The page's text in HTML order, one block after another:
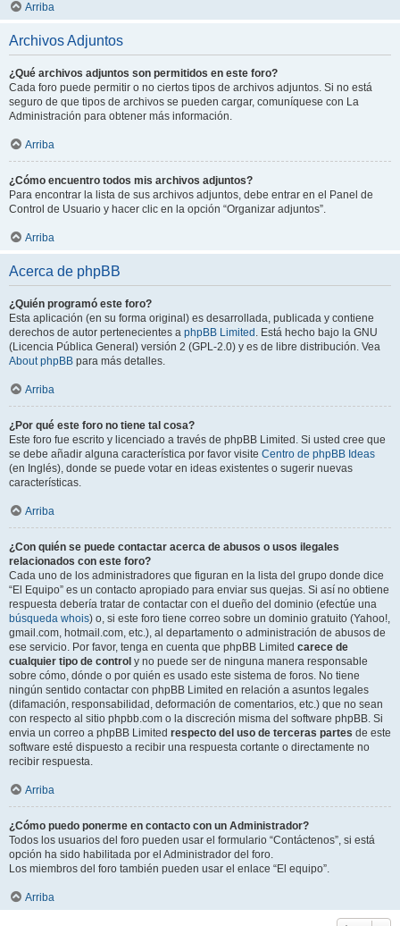
Arriba
Archivos Adjuntos
¿Qué archivos adjuntos son permitidos en este foro?
Cada foro puede permitir o no ciertos tipos de archivos adjuntos. Si no está
seguro de que tipos de archivos se pueden cargar, comuníquese con La
Administración para obtener más información.
Arriba
¿Cómo encuentro todos mis archivos adjuntos?
Para encontrar la lista de sus archivos adjuntos, debe entrar en el Panel de
Control de Usuario y hacer clic en la opción “Organizar adjuntos”.
Arriba
Acerca de phpBB
¿Quién programó este foro?
Esta aplicación (en su forma original) es desarrollada, publicada y contiene
derechos de autor pertenecientes a phpBB Limited . Está hecho bajo la GNU
(Licencia Pública General) versión 2 (GPL-2.0) y es de libre distribución. Vea
About phpBB para más detalles.
Arriba
¿Por qué este foro no tiene tal cosa?
Este foro fue escrito y licenciado a través de phpBB Limited. Si usted cree que
se debe añadir alguna característica por favor visite Centro de phpBB Ideas
(en Inglés), donde se puede votar en ideas existentes o sugerir nuevas
características.
Arriba
¿Con quién se puede contactar acerca de abusos o usos ilegales
relacionados con este foro?
Cada uno de los administradores que figuran en la lista del grupo donde dice
“El Equipo” es un contacto apropiado para enviar sus quejas. Si así no obtiene
respuesta debería tratar de contactar con el dueño del dominio (efectúe una
búsqueda whois) o, si este foro tiene correo sobre un dominio gratuito (Yahoo!,
gmail.com, hotmail.com, etc.), al departamento o administración de abusos de
ese servicio. Por favor, tenga en cuenta que phpBB Limited carece de
cualquier tipo de control y no puede ser de ninguna manera responsable
sobre cómo, dónde o por quién es usado este sistema de foros. No tiene
ningún sentido contactar con phpBB Limited en relación a asuntos legales
(difamación, responsabilidad, deformación de comentarios, etc.) que no sean
con respecto al sitio phpbb.com o la discreción misma del software phpBB. Si
envia un correo a phpBB Limited respecto del uso de terceras partes de este
software esté dispuesto a recibir una respuesta cortante o directamente no
recibir respuesta.
Arriba
¿Cómo puedo ponerme en contacto con un Administrador?
Todos los usuarios del foro pueden usar el formulario “Contáctenos”, si está
opción ha sido habilitada por el Administrador del foro.
Los miembros del foro también pueden usar el enlace “El equipo”.
Arriba